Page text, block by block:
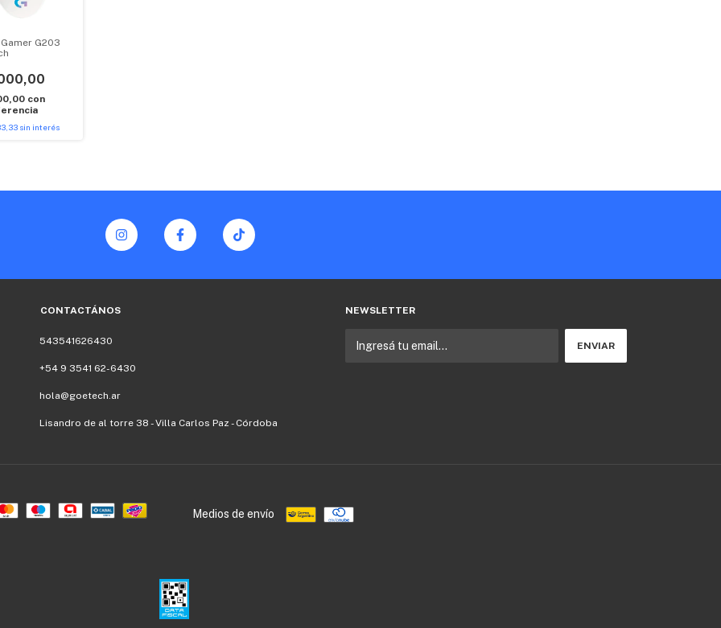
G203
con
sin interés
CONTACTÁNOS
543541626430
+54 9 3541 62-6430
hola@goetech.ar
Lisandro de al torre 38 - Villa Carlos Paz - Córdoba
NEWSLETTER
Medios de envío